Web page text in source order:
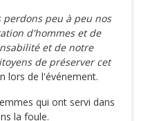
peu à peu nos
d'hommes et de
et de notre
de préserver cet
lors de l'événement.
qui ont servi dans
la foule.